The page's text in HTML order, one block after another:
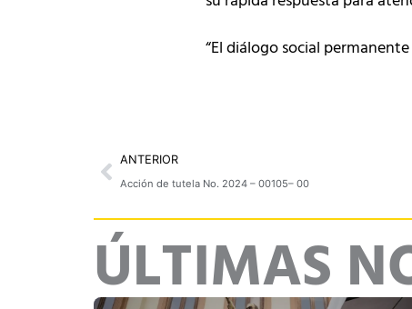
“El diálogo social
Prev
ANTERIOR
Acción de tutela No. 2024 – 00105– 00
ÚLTIMAS